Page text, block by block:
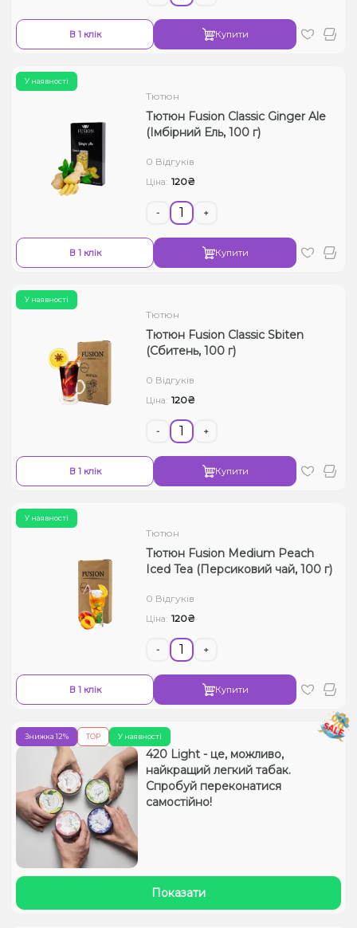
В 1 клік Купити
У наявності
Тютюн
Тютюн Fusion Classic Ginger Ale
(Імбірний Ель, 100 г)
0 Відгуків
Ціна: 120₴
- +
В 1 клік Купити
У наявності
Тютюн
Тютюн Fusion Classic Sbiten
(Сбитень, 100 г)
0 Відгуків
Ціна: 120₴
- +
В 1 клік Купити
У наявності
Тютюн
Тютюн Fusion Medium Peach
Iced Tea (Персиковий чай, 100 г)
0 Відгуків
Ціна: 120₴
- +
В 1 клік Купити
У наявності
Знижка 12% TOP
420 Light - це, можливо,
найкращий легкий табак.
Спробуй переконатися
самостійно!
Показати